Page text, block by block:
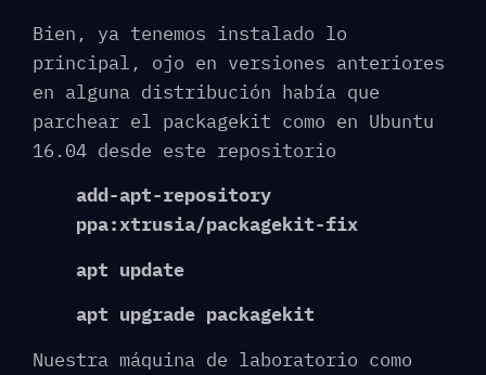
Bien, ya tenemos instalado lo
principal, ojo en versiones anteriores
en alguna distribución había que
parchear el packagekit como en Ubuntu
16.04 desde este repositorio
add-apt-repository
ppa:xtrusia/packagekit-fix
apt update
apt upgrade packagekit
Nuestra máquina de laboratorio como